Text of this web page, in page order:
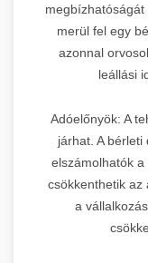
merül fel egy
azonnal
leállási
Adóelőnyök: A
járhat. A
elszámolhatók
csökkenthetik az
a